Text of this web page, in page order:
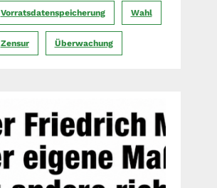
Vorratsdatenspeicherung Wahl
Zensur Überwachung